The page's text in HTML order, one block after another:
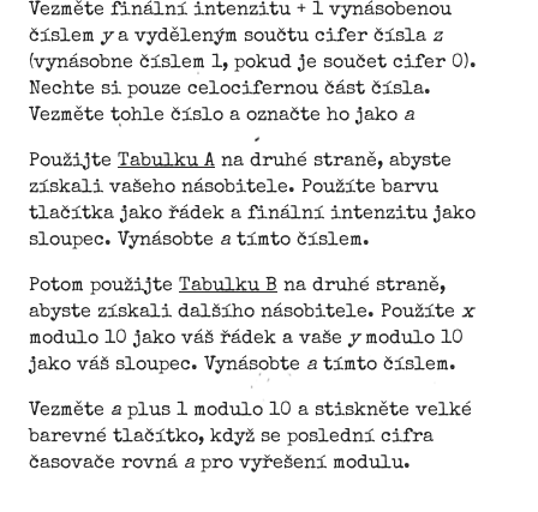
Vezměte finální intenzitu + 1 vynásobenou
číslemya vyděleným součtu cifer čísla z
(vynásobne číslem 1, pokud je součet cifer 0).
Nechte si pouze celocifernou část čísla.
Vezměte tohle číslo a označte ho jako a
Použijte Tabulku A na druhé straně, abyste
získali vašeho násobitele. Použíte barvu
tlačítka jako řádek a finální intenzitu jako
sloupec. Vynásobte atímto číslem.
Potom použijte Tabulku B na druhé straně,
abyste získali dalšího násobitele. Použíte x
modulo 10 jako váš řádek a vašeymodulo 10
jako váš sloupec. Vynásobte atímto číslem.
Vezměte aplus 1 modulo 10 a stiskněte velké
barevné tlačítko, když se poslední cifra
časovače rovná apro vyřešení modulu.